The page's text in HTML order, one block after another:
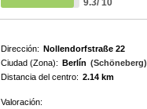
9.3/ 10
Dirección: Nollendorfstraße 22
Ciudad (Zona): Berlín (Schöneberg)
Distancia del centro: 2.14 km
Valoración: